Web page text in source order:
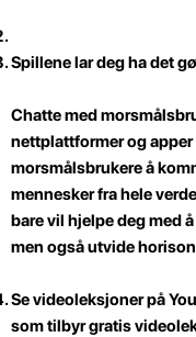
Spillene lar deg ha det
Chatte med
nettplattformer og
morsmålsbrukere å
mennesker fra hele
bare vil hjelpe deg med
men også utvide
Se videoleksjoner på
som tilbyr gratis